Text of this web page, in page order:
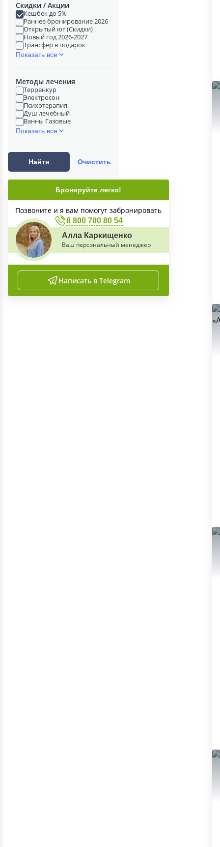
Скидки / Акции
Кешбек до 5%
Раннее бронирование 2026
Открытый юг (Скидки)
Новый год 2026-2027
Трансфер в подарок
Показать все
Методы лечения
Терренкур
Электросон
Психотерапия
Душ лечебный
Ванны Газовые
Показать все
Найти Очистить
Бронируйте легко!
Позвоните и я вам помогут забронировать
8 800 700 80 54
Алла Каркищенко
Ваш персональный менеджер
Написать в Telegram